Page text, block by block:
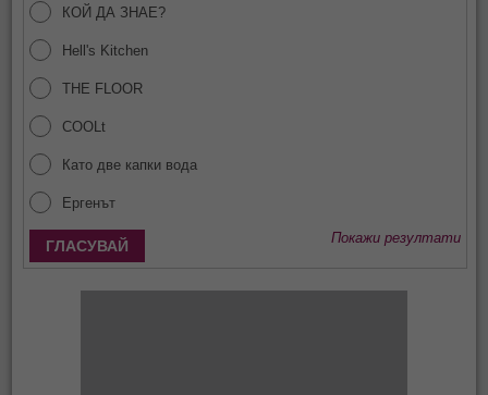
КОЙ ДА ЗНАЕ?
Hell's Kitchen
THE FLOOR
COOLt
Като две капки вода
Ергенът
Покажи резултати